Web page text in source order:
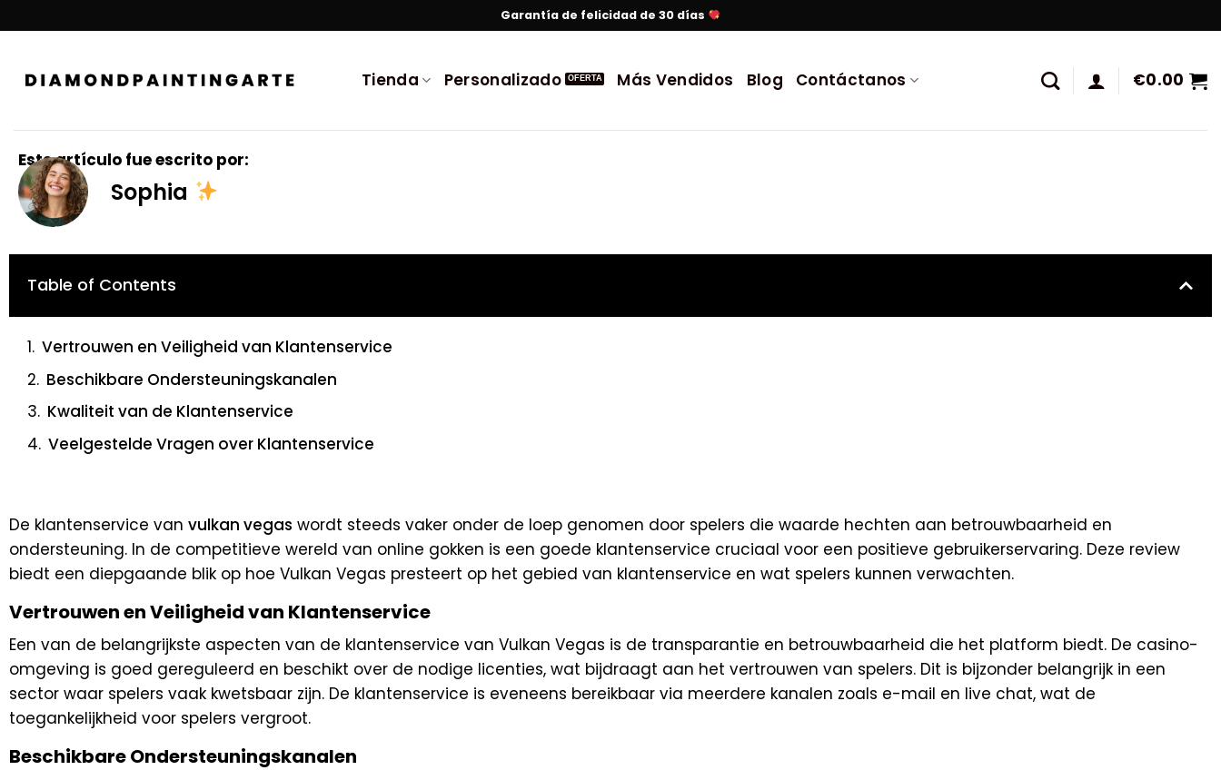
Garantía de felicidad de 30 días
Tienda Personalizado Más Vendidos Blog Contáctanos €0.00
Este artículo fue escrito por:
Sophia
Table of Contents
Vertrouwen en Veiligheid van Klantenservice
Beschikbare Ondersteuningskanalen
Kwaliteit van de Klantenservice
Veelgestelde Vragen over Klantenservice
De klantenservice van vulkan vegas wordt steeds vaker onder de loep genomen door spelers die waarde hechten aan betrouwbaarheid en
ondersteuning. In de competitieve wereld van online gokken is een goede klantenservice cruciaal voor een positieve gebruikerservaring. Deze review
biedt een diepgaande blik op hoe Vulkan Vegas presteert op het gebied van klantenservice en wat spelers kunnen verwachten.
Vertrouwen en Veiligheid van Klantenservice
Een van de belangrijkste aspecten van de klantenservice van Vulkan Vegas is de transparantie en betrouwbaarheid die het platform biedt. De casino-
omgeving is goed gereguleerd en beschikt over de nodige licenties, wat bijdraagt aan het vertrouwen van spelers. Dit is bijzonder belangrijk in een
sector waar spelers vaak kwetsbaar zijn. De klantenservice is eveneens bereikbaar via meerdere kanalen zoals e-mail en live chat, wat de
toegankelijkheid voor spelers vergroot.
Beschikbare Ondersteuningskanalen